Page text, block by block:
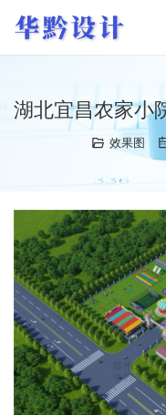
湖北宜昌农家小
效果图